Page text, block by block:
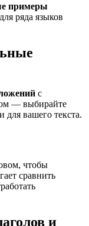
примеры
ряда языков
с
— выбирайте
для вашего текста.
чтобы
сравнить
и